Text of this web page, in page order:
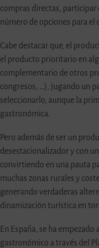
compras directas, participar
número de opciones para el
Cabe destacar que, el
el producto prioritario en
complementario de otros
congresos, …), jugando un
seleccionarlo, aunque la
gastronómica.
Pero además de ser un
desestacionalizador y con
convirtiendo en una pauta
muchas zonas rurales y
generando verdaderas
dinamización turística en
En España, se ha
gastronómico a través del